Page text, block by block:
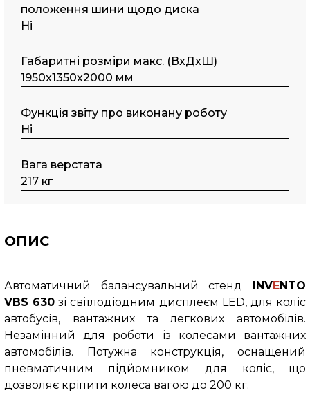
положення шини щодо диска
Ні
Габаритні розміри макс. (ВxДxШ)
1950x1350х2000 мм
Функція звіту про виконану роботу
Ні
Вага верстата
217 кг
ОПИС
Автоматичний балансувальний стенд INVENTO
VBS 630зі світлодіодним дисплеєм LED, для коліс
автобусів, вантажних та легкових автомобілів.
Незамінний для роботи із колесами вантажних
автомобілів. Потужна конструкція, оснащений
пневматичним підйомником для коліс, що
дозволяє кріпити колеса вагою до 200 кг.